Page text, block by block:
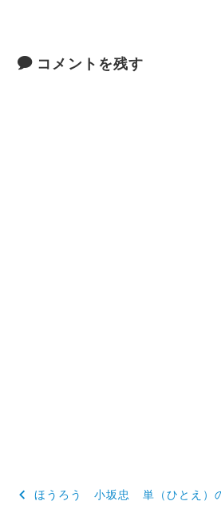
コメントを残す
投
ほうろう 小坂忠 単（ひとえ）